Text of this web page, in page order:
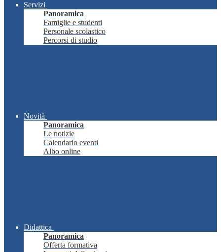
Servizi
Panoramica
Famiglie e studenti
Personale scolastico
Percorsi di studio
Novità
Panoramica
Le notizie
Calendario eventi
Albo online
Didattica
Panoramica
Offerta formativa